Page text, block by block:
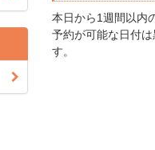
本日から1週間以内
予約が可能な日付
す。